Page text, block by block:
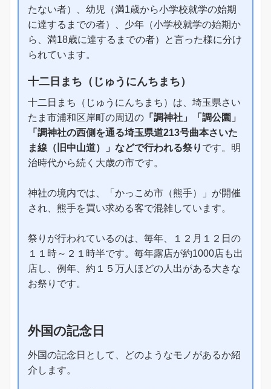
たない者）、幼児（満1歳から小学校就学の始期
に達するまでの者）、少年（小学校就学の始期か
ら、満18歳に達するまでの者）と言った様に分け
られています。
十二日まち（じゅうにんちまち）
十二日まち（じゅうにんちまち）は、埼玉県さい
たま市浦和区岸町の周辺の 「調神社」「調公園」
「調神社の西側を通る埼玉県道213号曲本さいた
ま線（旧中山道）」などで行われる祭り です。明
治時代から続く大歳の市です。
神社の境内では、「かっこめ市（熊手）」が開催
され、熊手を買い求める客で混雑しています。
祭りが行われているのは、毎年、１２月１２日の
１１時～２１時半です。毎年露店が約1000店も出
店し、例年、約１５万人ほどの人出がある大きな
お祭りです。
外国の記念日
外国の記念日として、どのようなモノがあるか紹
介します。